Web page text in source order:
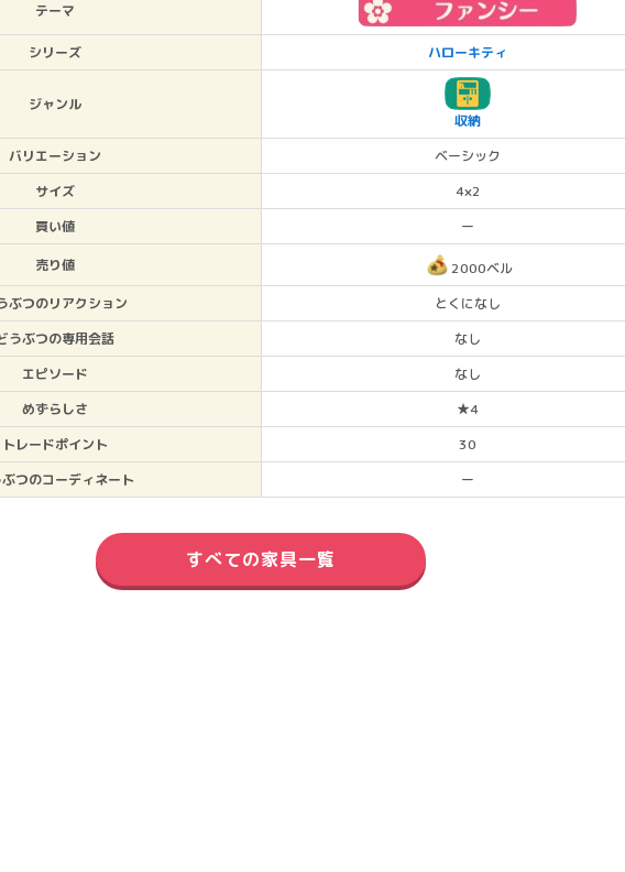
テーマ
シリーズ ハローキティ
ジャンル
収納
バリエーション
ベーシック
サイズ
4×2
買い値
ー
売り値
2000ベル
ぶつのリアクション
とくになし
うぶつの専用会話
なし
エピソード
なし
めずらしさ
★4
トレードポイント
30
つのコーディネート
ー
すべての家具一覧